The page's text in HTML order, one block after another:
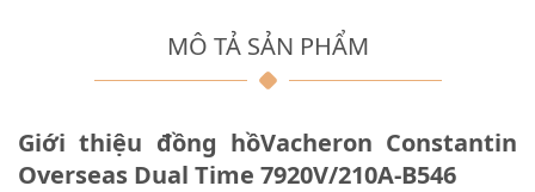
MÔ TẢ SẢN PHẨM
Giới thiệu đồng hồVacheron Constantin
Overseas Dual Time 7920V/210A-B546